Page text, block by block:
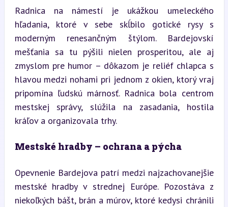
Radnica na námestí je ukážkou umeleckého
hľadania, ktoré v sebe skĺbilo gotické rysy s
moderným renesančným štýlom. Bardejovskí
mešťania sa tu pýšili nielen prosperitou, ale aj
zmyslom pre humor – dôkazom je reliéf chlapca s
hlavou medzi nohami pri jednom z okien, ktorý vraj
pripomína ľudskú márnosť. Radnica bola centrom
mestskej správy, slúžila na zasadania, hostila
kráľov a organizovala trhy.
Mestské hradby – ochrana a pýcha
Opevnenie Bardejova patrí medzi najzachovanejšie
mestské hradby v strednej Európe. Pozostáva z
niekoľkých bášt, brán a múrov, ktoré kedysi chránili